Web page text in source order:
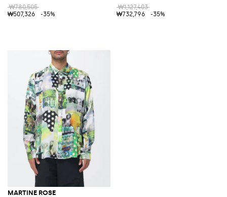
₩780,505
₩507,326
-35%
₩1,127,403
₩732,796
-35%
MARTINE ROSE